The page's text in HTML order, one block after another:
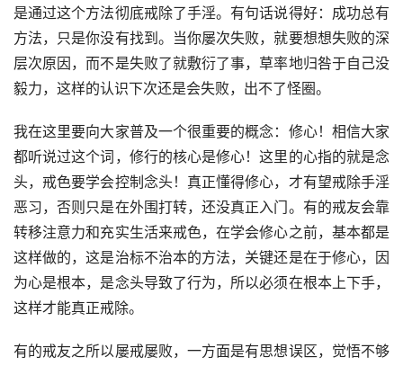
是通过这个方法彻底戒除了手淫。有句话说得好：成功总有
方法，只是你没有找到。当你屡次失败，就要想想失败的深
层次原因，而不是失败了就敷衍了事，草率地归咎于自己没
毅力，这样的认识下次还是会失败，出不了怪圈。
我在这里要向大家普及一个很重要的概念：修心！相信大家
都听说过这个词，修行的核心是修心！这里的心指的就是念
头，戒色要学会控制念头！真正懂得修心，才有望戒除手淫
恶习，否则只是在外围打转，还没真正入门。有的戒友会靠
转移注意力和充实生活来戒色，在学会修心之前，基本都是
这样做的，这是治标不治本的方法，关键还是在于修心，因
为心是根本，是念头导致了行为，所以必须在根本上下手，
这样才能真正戒除。
有的戒友之所以屡戒屡败，一方面是有思想误区，觉悟不够